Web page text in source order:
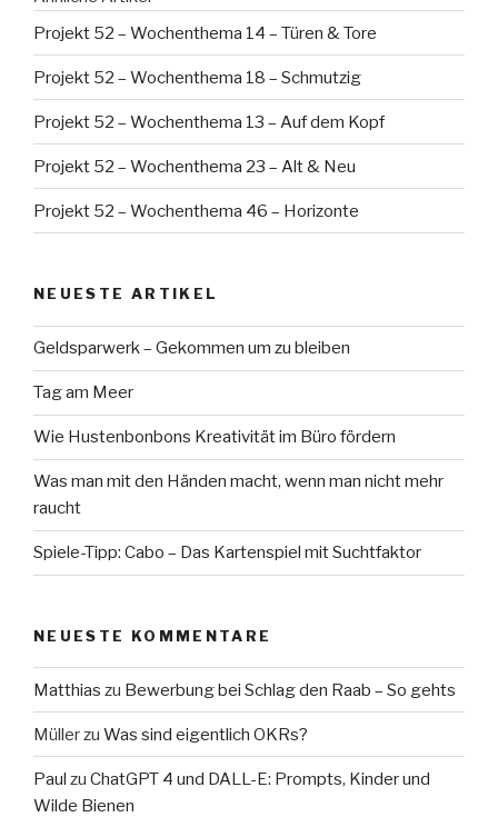
Projekt 52 – Wochenthema 14 – Türen & Tore
Projekt 52 – Wochenthema 18 – Schmutzig
Projekt 52 – Wochenthema 13 – Auf dem Kopf
Projekt 52 – Wochenthema 23 – Alt & Neu
Projekt 52 – Wochenthema 46 – Horizonte
NEUESTE ARTIKEL
Geldsparwerk – Gekommen um zu bleiben
Tag am Meer
Wie Hustenbonbons Kreativität im Büro fördern
Was man mit den Händen macht, wenn man nicht mehr
raucht
Spiele-Tipp: Cabo – Das Kartenspiel mit Suchtfaktor
NEUESTE KOMMENTARE
Matthias zu Bewerbung bei Schlag den Raab – So gehts
Müllerzu Was sind eigentlich OKRs?
Paul zu ChatGPT 4 und DALL-E: Prompts, Kinder und
Wilde Bienen